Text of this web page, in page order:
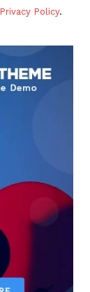
Privacy Policy.